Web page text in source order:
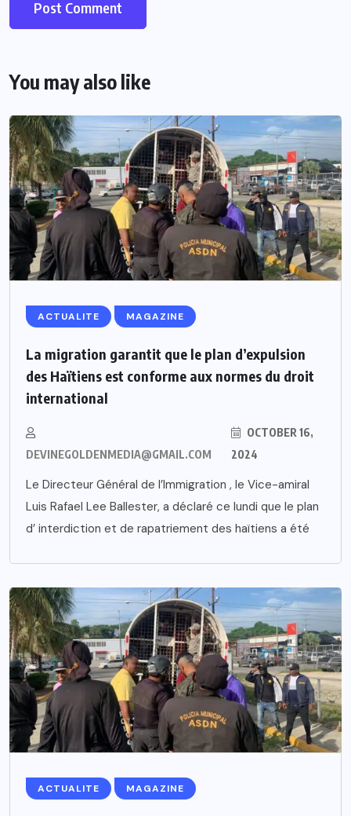
You may also like
ACTUALITE MAGAZINE
La migration garantit que le plan d’expulsion
des Haïtiens est conforme aux normes du droit
international
DEVINEGOLDENMEDIA@GMAIL.COM
OCTOBER 16,
2024
Le Directeur Général de l’Immigration , le Vice-amiral
Luis Rafael Lee Ballester, a déclaré ce lundi que le plan
d’ interdiction et de rapatriement des haïtiens a été
ACTUALITE MAGAZINE